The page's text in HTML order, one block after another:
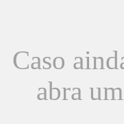
Caso
abra